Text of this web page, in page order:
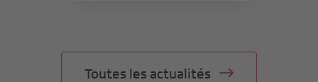
Toutes les actualités